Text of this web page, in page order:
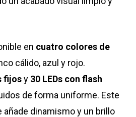
en cuatro colores de
cálido, azul y rojo.
fijosy 30 LEDs con flash
de forma uniforme. Este
dinamismo y un brillo